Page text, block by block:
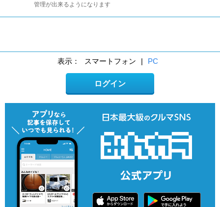
管理が出来るようになります
表示： スマートフォン | PC
ログイン